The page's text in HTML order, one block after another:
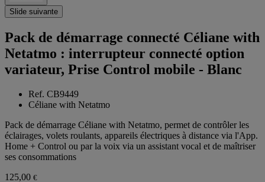
Slide suivante
Pack de démarrage connecté Céliane with
Netatmo : interrupteur connecté option
variateur, Prise Control mobile - Blanc
Ref. CB9449
Céliane with Netatmo
Pack de démarrage Céliane with Netatmo, permet de contrôler les
éclairages, volets roulants, appareils électriques à distance via l'App.
Home + Control ou par la voix via un assistant vocal et de maîtriser
ses consommations
125,00 €